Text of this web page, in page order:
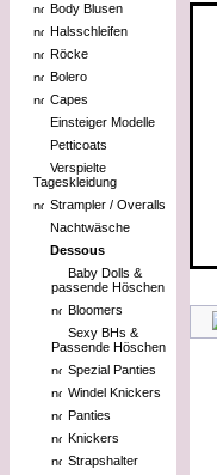
Body Blusen
Halsschleifen
Röcke
Bolero
Capes
Einsteiger Modelle
Petticoats
Verspielte
Tageskleidung
Strampler / Overalls
Nachtwäsche
Dessous
Baby Dolls &
passende Höschen
Bloomers
Sexy BHs &
Passende Höschen
Spezial Panties
Windel Knickers
Panties
Knickers
Strapshalter